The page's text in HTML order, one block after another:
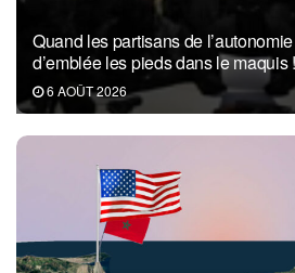
Quand les partisans de
d’emblée les pieds dans le maquis !
6 AOÛT 2026